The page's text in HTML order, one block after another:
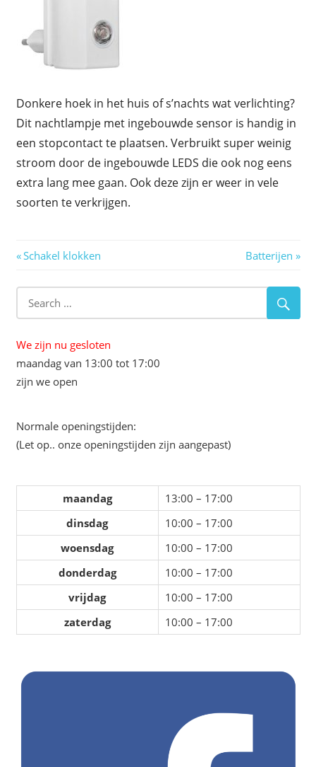
Donkere hoek in het huis of s’nachts wat verlichting?
Dit nachtlampje met ingebouwde sensor is handig in
een stopcontact te plaatsen. Verbruikt super weinig
stroom door de ingebouwde LEDS die ook nog eens
extra lang mee gaan. Ook deze zijn er weer in vele
soorten te verkrijgen.
Berichtnavigatie
Previous
Schakel klokken
Next
Batterijen
We zijn nu gesloten
maandag van 13:00 tot 17:00
zijn we open
Normale openingstijden:
(Let op.. onze openingstijden zijn aangepast)
maandag
13:00 – 17:00
dinsdag
10:00 – 17:00
woensdag
10:00 – 17:00
donderdag
10:00 – 17:00
vrijdag
10:00 – 17:00
zaterdag
10:00 – 17:00